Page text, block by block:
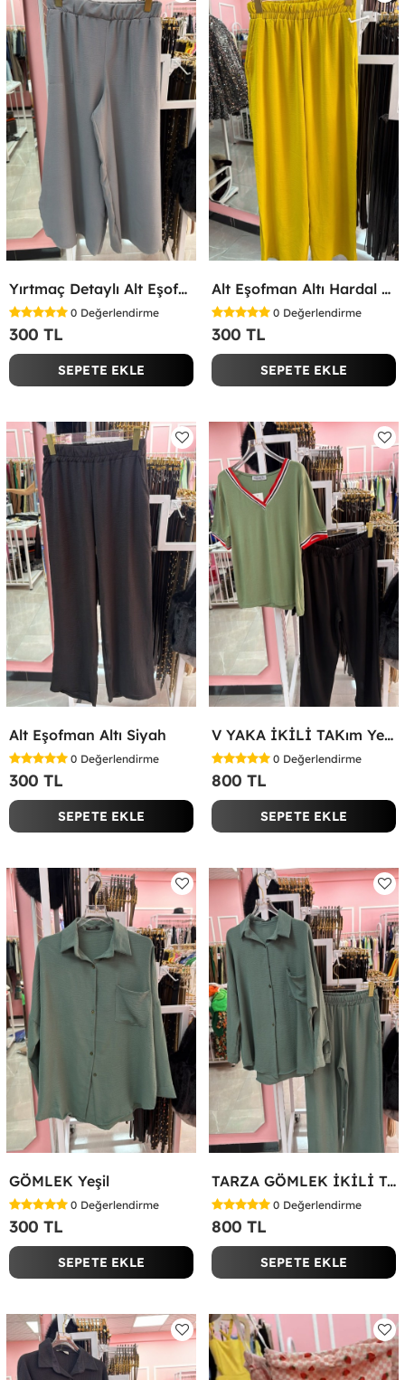
Yırtmaç Detaylı Alt Eşofman Altı Gri
0 Değerlendirme
300 TL
SEPETE EKLE
Alt Eşofman Altı Hardal Sarısı
0 Değerlendirme
300 TL
SEPETE EKLE
Alt Eşofman Altı Siyah
0 Değerlendirme
300 TL
SEPETE EKLE
V YAKA İKİLİ TAKım Yeşil
0 Değerlendirme
800 TL
SEPETE EKLE
GÖMLEK Yeşil
0 Değerlendirme
300 TL
SEPETE EKLE
TARZA GÖMLEK İKİLİ TAKIM KOT KUMAŞ Yeşil
0 Değerlendirme
800 TL
SEPETE EKLE